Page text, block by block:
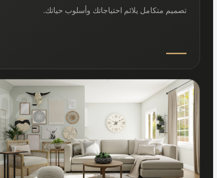
تصميم متكامل يلائم احتياجاتك وأسلوب حياتك.
02